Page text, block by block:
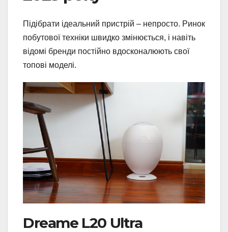
Підібрати ідеальний пристрій – непросто. Ринок
побутової техніки швидко змінюється, і навіть
відомі бренди постійно вдосконалюють свої
топові моделі.
Dreame L20 Ultra